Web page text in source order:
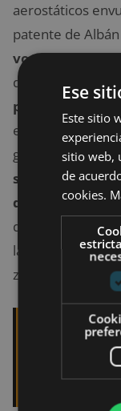
aerostáticos
patente de
von Zeppelin
de oro con el
primer dirigible
era rígida y
gas recubiertas
se recubría por
de 128 metros
de litros de
largo (24 horas)
zeppelines
Quizá te
tiendas de
ofrecen
Ese
Este sitio
sitio web,
de
cookies.